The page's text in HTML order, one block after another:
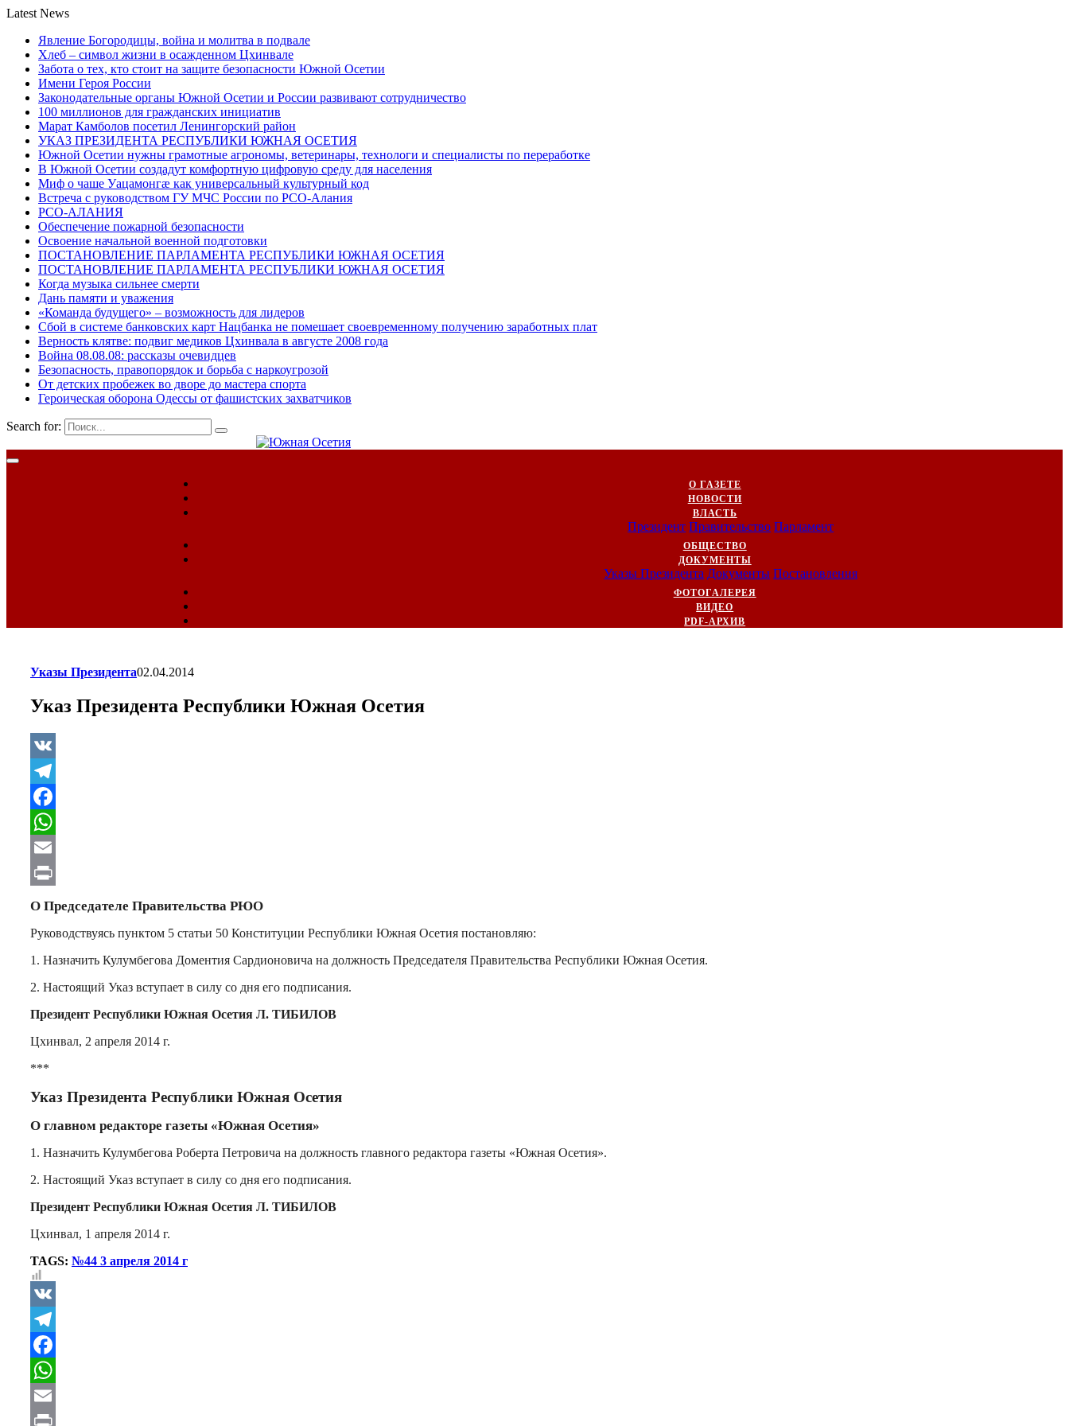
Latest News
Явление Богородицы, война и молитва в подвале
Хлеб – символ жизни в осажденном Цхинвале
Забота о тех, кто стоит на защите безопасности Южной Осетии
Имени Героя России
Законодательные органы Южной Осетии и России развивают сотрудничество
100 миллионов для гражданских инициатив
Марат Камболов посетил Ленингорский район
УКАЗ ПРЕЗИДЕНТА РЕСПУБЛИКИ ЮЖНАЯ ОСЕТИЯ
Южной Осетии нужны грамотные агрономы, ветеринары, технологи и специалисты по переработке
В Южной Осетии создадут комфортную цифровую среду для населения
Миф о чаше Уацамонгæ как универсальный культурный код
Встреча с руководством ГУ МЧС России по РСО-Алания
РСО-АЛАНИЯ
Обеспечение пожарной безопасности
Освоение начальной военной подготовки
ПОСТАНОВЛЕНИЕ ПАРЛАМЕНТА РЕСПУБЛИКИ ЮЖНАЯ ОСЕТИЯ
ПОСТАНОВЛЕНИЕ ПАРЛАМЕНТА РЕСПУБЛИКИ ЮЖНАЯ ОСЕТИЯ
Когда музыка сильнее смерти
Дань памяти и уважения
«Команда будущего» – возможность для лидеров
Сбой в системе банковских карт Нацбанка не помешает своевременному получению заработных плат
Верность клятве: подвиг медиков Цхинвала в августе 2008 года
Война 08.08.08: рассказы очевидцев
Безопасность, правопорядок и борьба с наркоугрозой
От детских пробежек во дворе до мастера спорта
Героическая оборона Одессы от фашистских захватчиков
Search for:
О ГАЗЕТЕ
НОВОСТИ
ВЛАСТЬ
Президент Правительство Парламент
ОБЩЕСТВО
ДОКУМЕНТЫ
Указы Президента Документы Постановления
ФОТОГАЛЕРЕЯ
ВИДЕО
PDF-АРХИВ
Указы Президента02.04.2014
Указ Президента Республики Южная Осетия
VK
Telegram
Facebook
WhatsApp
Email
О Председателе Правительства РЮО
Руководствуясь пунктом 5 статьи 50 Конституции Республики Южная Осетия постановляю:
1. Назначить Кулумбегова Доментия Сардионовича на должность Председателя Правительства Республики Южная Осетия.
2. Настоящий Указ вступает в силу со дня его подписания.
Президент Республики Южная Осетия Л. ТИБИЛОВ
Цхинвал, 2 апреля 2014 г.
***
Указ Президента Республики Южная Осетия
О главном редакторе газеты «Южная Осетия»
1. Назначить Кулумбегова Роберта Петровича на должность главного редактора газеты «Южная Осетия».
2. Настоящий Указ вступает в силу со дня его подписания.
Президент Республики Южная Осетия Л. ТИБИЛОВ
Цхинвал, 1 апреля 2014 г.
TAGS: №44 3 апреля 2014 г
VK
Telegram
Facebook
WhatsApp
Email